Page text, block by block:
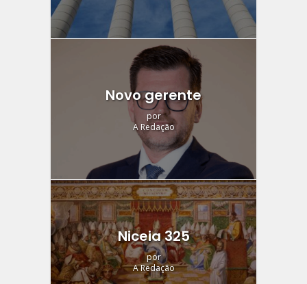
Novo gerente
por
A Redação
Niceia 325
por
A Redação